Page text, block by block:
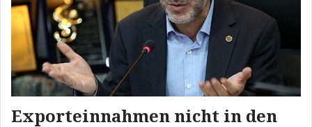
Exporteinnahmen nicht in den